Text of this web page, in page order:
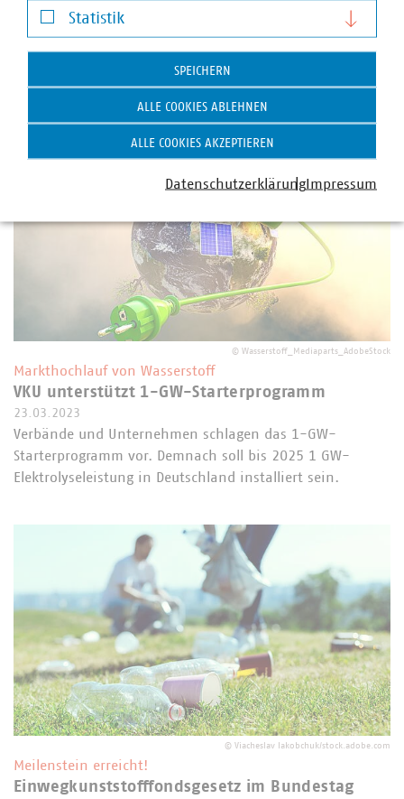
und hat mit dem Launch von ChatGPT noch einmal
ungeahnte Dimensionen angenommen. Auch im Bereich
© Wasserstoff_Mediaparts_AdobeStock
Markthochlauf von Wasserstoff
VKU unterstützt 1-GW-Starterprogramm
23.03.2023
Verbände und Unternehmen schlagen das 1-GW-
Starterprogramm vor. Demnach soll bis 2025 1 GW-
Elektrolyseleistung in Deutschland installiert sein.
© Viacheslav Iakobchuk/stock.adobe.com
Meilenstein erreicht!
Einwegkunststofffondsgesetz im Bundestag
Statistik
Statistik
SPEICHERN
ALLE COOKIES ABLEHNEN
ALLE COOKIES AKZEPTIEREN
DatenschutzerklärungImpressum